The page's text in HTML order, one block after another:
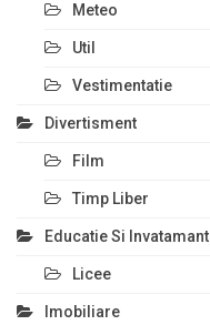
Meteo
Util
Vestimentatie
Divertisment
Film
Timp Liber
Educatie Si Invatamant
Licee
Imobiliare